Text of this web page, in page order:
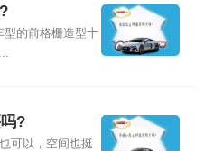
型的前格栅造型十
?
可以，空间也挺